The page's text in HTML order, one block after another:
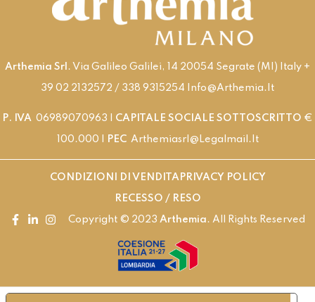
Arthemia Srl . Via Galileo Galilei, 14 20054 Segrate (MI) Italy +
39 02 2132572 / 338 9315254 Info@arthemia.it
P. IVA 06989070963 | CAPITALE SOCIALE SOTTOSCRITTO €
100.000 | PEC Arthemiasrl@legalmail.it
CONDIZIONI DI VENDITAPRIVACY POLICY
RECESSO / RESO
Copyright © 2023 Arthemia. All Rights Reserved